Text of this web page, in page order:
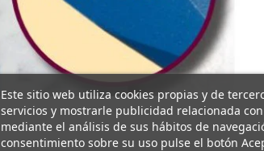
Este sitio web utiliza cookies propias y de
servicios y mostrarle publicidad relacionada
mediante el análisis de sus hábitos de
consentimiento sobre su uso pulse el botón